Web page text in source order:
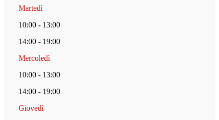
Martedì
10:00 - 13:00
14:00 - 19:00
Mercoledì
10:00 - 13:00
14:00 - 19:00
Giovedì